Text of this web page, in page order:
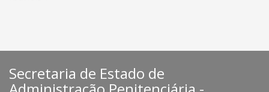
Secretaria de Estado de